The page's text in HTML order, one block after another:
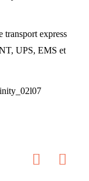
transport express
UPS, EMS et